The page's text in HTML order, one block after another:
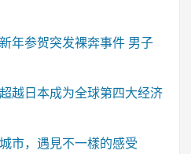
年参贺突发裸奔事件 男子
越日本成为全球第四大经济
市，遇見不一樣的感受